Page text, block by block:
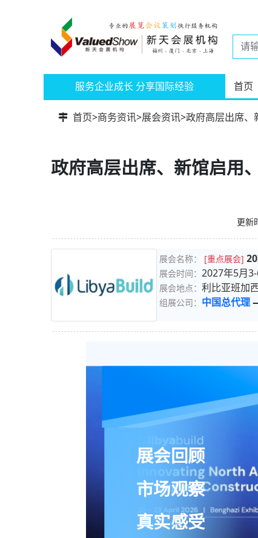
服务企业成长 分享国际经验 首页
首页>商务资讯>展会资讯>政府高层出席、
政府高层出席、新馆启
更新
展会名称： [重点展会]
展会时间：2027年5月
展会地点：利比亚班加
组展公司： 中国总代理
展会回顾
市场观察
真实感受